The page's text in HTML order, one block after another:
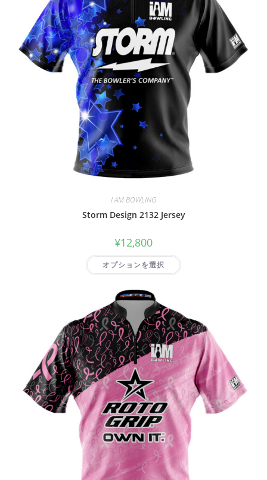
I AM BOWLING
Storm Design 2132 Jersey
¥12,800
オプションを選択